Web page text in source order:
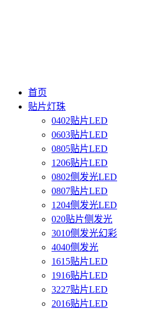
首页
贴片灯珠
0402贴片LED
0603贴片LED
0805贴片LED
1206贴片LED
0802侧发光LED
0807贴片LED
1204侧发光LED
020贴片侧发光
3010侧发光幻彩
4040侧发光
1615贴片LED
1916贴片LED
3227贴片LED
2016贴片LED